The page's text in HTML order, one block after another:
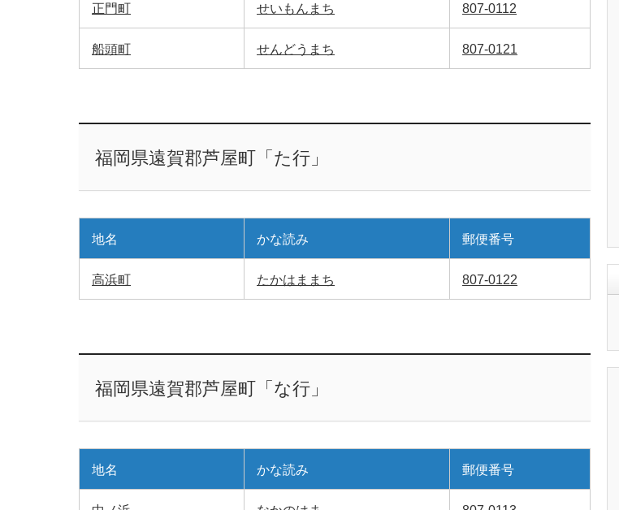
正門町 せいもんまち 807-0112
船頭町 せんどうまち 807-0121
福岡県遠賀郡芦屋町「た行」
地名 かな読み 郵便番号
高浜町 たかはままち 807-0122
福岡県遠賀郡芦屋町「な行」
地名 かな読み 郵便番号